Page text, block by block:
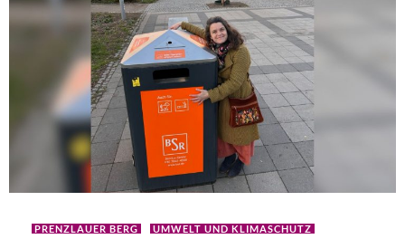
PRENZLAUER BERG
UMWELT UND KLIMASCHUTZ